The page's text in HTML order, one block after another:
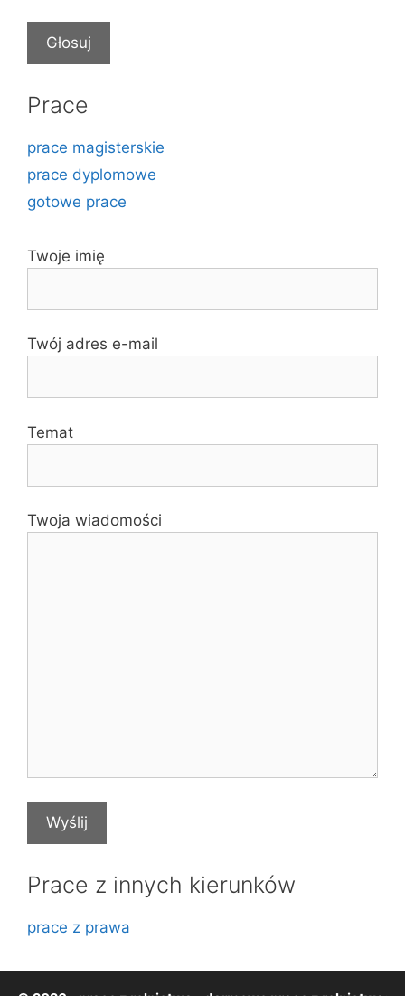
Prace
prace magisterskie
prace dyplomowe
gotowe prace
Twoje imię
Twój adres e-mail
Temat
Twoja wiadomości
Prace z innych kierunków
prace z prawa